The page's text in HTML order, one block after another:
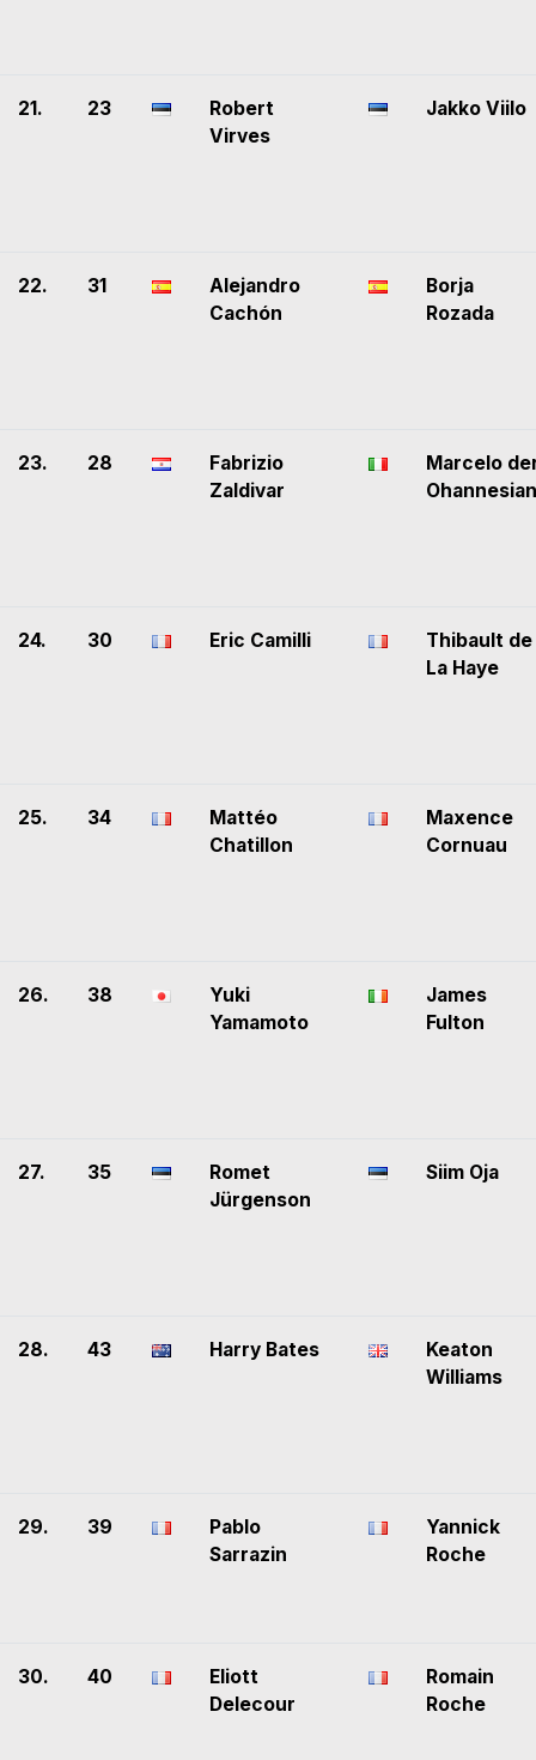
21. 23
Robert
Virves
Jakko Viilo
22. 31
Alejandro
Cachón
Borja
Rozada
23. 28
Fabrizio
Zaldivar
Marcelo
Ohannesian
24. 30 Eric Camilli
Thibault de
La Haye
25. 34
Mattéo
Chatillon
Maxence
Cornuau
26. 38
Yuki
Yamamoto
James
Fulton
27. 35
Romet
Jürgenson
Siim Oja
28. 43 Harry Bates
Keaton
Williams
29. 39
Pablo
Sarrazin
Yannick
Roche
30. 40
Eliott
Delecour
Romain
Roche